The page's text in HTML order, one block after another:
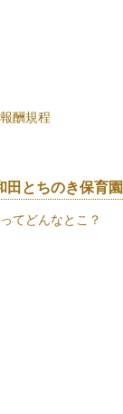
酬規程
田とちのき保育園
てどんなとこ？